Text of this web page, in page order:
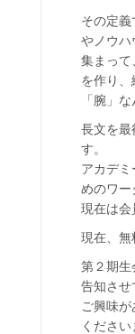
その定
やノウハ
集まって
を作り
「腕」
長文を最
す。
アカデ
めのワー
現在は会
現在、無
第２期生
告知させ
ご興味
ください